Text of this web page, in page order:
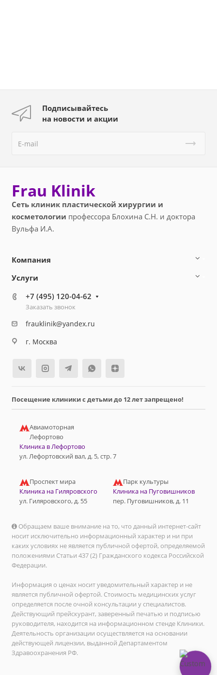
Подписывайтесь
на новости и акции
Frau Klinik
Сеть клиник пластической хирургии и
косметологии профессора Блохина С.Н. и доктора
Вульфа И.А.
Компания
Услуги
+7 (495) 120-04-62
Заказать звонок
frauklinik@yandex.ru
г. Москва
Посещение клиники с детьми до 12 лет запрещено!
Авиамоторная
Лефортово
Клиника в Лефортово
ул. Лефортовский вал, д. 5, стр. 7
Проспект мира
Клиника на Гиляровского
ул. Гиляровского, д. 55
Парк культуры
Клиника на Пуговишников
пер. Пуговишников, д. 11
Обращаем ваше внимание на то, что данный интернет-сайт
носит исключительно информационный характер и ни при
каких условиях не является публичной офертой, определяемой
положениями Статьи 437 (2) Гражданского кодекса Российской
Федерации.
Информация о ценах носит уведомительный характер и не
является публичной офертой. Стоимость медицинских услуг
определяется после очной консультации у специалистов.
Действующий прейскурант, заверенный печатью и подписью
руководителя, находится на информационном стенде Клиники.
Деятельность организации осуществляется на основании
действующей лицензии, выданной Департаментом
Здравоохранения РФ.